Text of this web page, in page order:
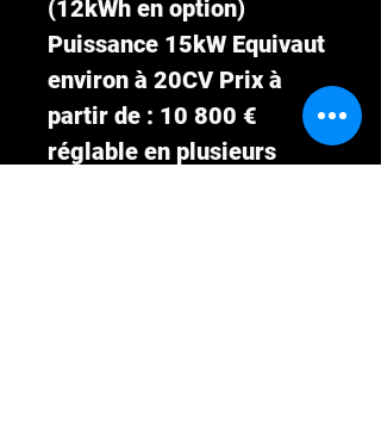
(12kWh en option)
Puissance 15kW Equivaut
environ à 20CV Prix à
partir de : 10 800 €
réglable en plusieurs